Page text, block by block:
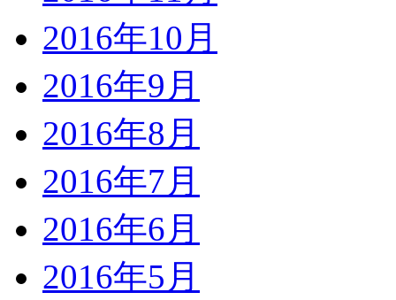
2016年10月
2016年9月
2016年8月
2016年7月
2016年6月
2016年5月